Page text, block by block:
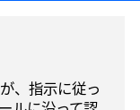
、指⽰に従っ